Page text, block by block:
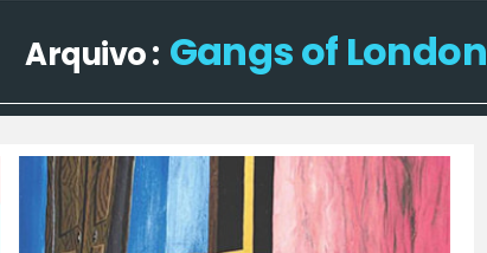
Arquivo : Gangs of London